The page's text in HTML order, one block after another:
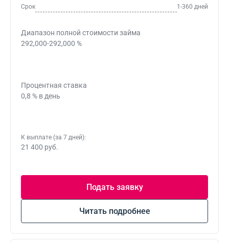
Срок 1-360 дней
Диапазон полной стоимости займа
292,000-292,000 %
Процентная ставка
0,8 % в день
К выплате (за 7 дней):
21 400 руб.
Подать заявку
Читать подробнее